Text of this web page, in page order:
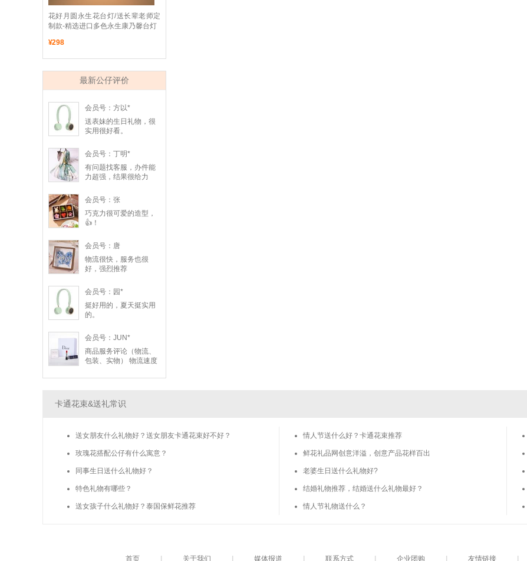
花好月圆永生花台灯/送长辈老师定
制款-精选进口多色永生康乃馨台灯
¥298
最新公仔评价
会员号：方以*
送表妹的生日礼物，很
实用很好看。
会员号：丁明*
有问题找客服，办件能
力超强，结果很给力
会员号：张
巧克力很可爱的造型，
👍！
会员号：唐
物流很快，服务也很
好，强烈推荐
会员号：园*
挺好用的，夏天挺实用
的。
会员号：JUN*
商品服务评论（物流、
包装、实物） 物流速度
17:00网上下单，当晚在
上9:58就送到上海了，
跨省只用了不到两天，
惊喜——DIOR专属礼盒
实物和网页图片完全一
颜色纯正，花漾淡香水
的香味也特别好闻。礼
盒内还洒了淡淡香氛，
每个细节都很到位，完
全配得上迪奥的品牌调
卡通花束&送礼常识
送女朋友什么礼物好？送女朋友卡通花束好不好？
玫瑰花搭配公仔有什么寓意？
同事生日送什么礼物好？
特色礼物有哪些？
送女孩子什么礼物好？泰国保鲜花推荐
情人节送什么好？卡通花束推荐
鲜花礼品网创意洋溢，创意产品花样百出
老婆生日送什么礼物好?
结婚礼物推荐，结婚送什么礼物最好？
情人节礼物送什么？
首页 关于我们 媒体报道 联系方式 企业团购 友情链接